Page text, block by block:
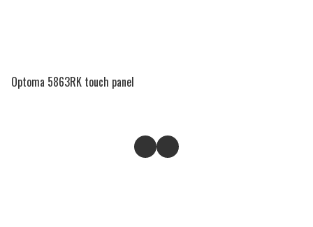
Optoma 5863RK touch panel